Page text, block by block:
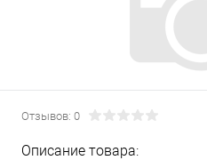
Отзывов: 0
Описание товара: